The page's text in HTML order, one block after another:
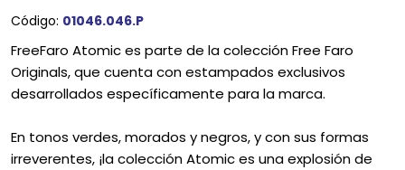
Código: 01046.046.P
FreeFaro Atomic es parte de la colección Free Faro
Originals, que cuenta con estampados exclusivos
desarrollados específicamente para la marca.
En tonos verdes, morados y negros, y con sus formas
irreverentes, ¡la colección Atomic es una explosión de